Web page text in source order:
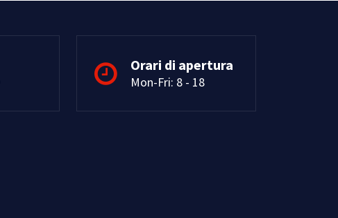
Orari di apertura
Mon-Fri: 8 - 18